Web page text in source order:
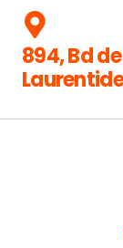
894, Bd